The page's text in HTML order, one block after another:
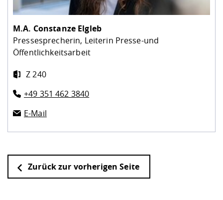
M.A. Constanze Elgleb
Pressesprecherin, Leiterin Presse-und
Öffentlichkeitsarbeit
Z 240
+49 351 462 3840
E-Mail
Zurück zur vorherigen Seite